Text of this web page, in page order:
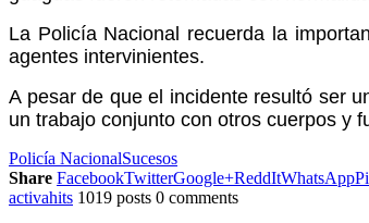
La Policía Nacional recuerda la
agentes intervinientes.
A pesar de que el incidente resultó ser
un trabajo conjunto con otros cuerpos y
Policía NacionalSucesos
Share FacebookTwitterGoogle+ReddItWhatsApp
activahits 1019 posts 0 comments